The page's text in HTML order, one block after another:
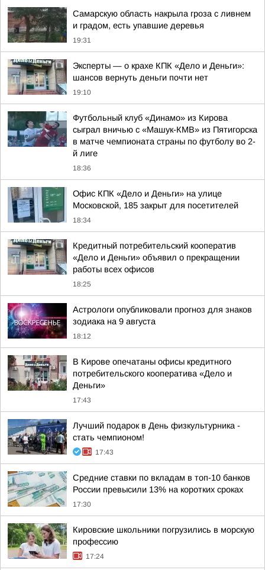
Самарскую область накрыла гроза с ливнем
и градом, есть упавшие деревья
19:31
Эксперты — о крахе КПК «Дело и Деньги»:
шансов вернуть деньги почти нет
19:10
Футбольный клуб «Динамо» из Кирова
сыграл вничью с «Машук-КМВ» из Пятигорска
в матче чемпионата страны по футболу во 2-
й лиге
18:36
Офис КПК «Дело и Деньги» на улице
Московской, 185 закрыт для посетителей
18:34
Кредитный потребительский кооператив
«Дело и Деньги» объявил о прекращении
работы всех офисов
18:25
Астрологи опубликовали прогноз для знаков
зодиака на 9 августа
18:12
В Кирове опечатаны офисы кредитного
потребительского кооператива «Дело и
Деньги»
17:43
Лучший подарок в День физкультурника -
стать чемпионом!
17:43
Средние ставки по вкладам в топ-10 банков
России превысили 13% на коротких сроках
17:30
Кировские школьники погрузились в морскую
профессию
17:24